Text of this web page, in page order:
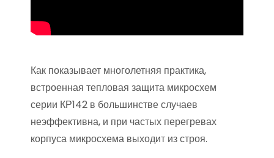
Как показывает многолетняя практика,
встроенная тепловая защита микросхем
серии КР142 в большинстве случаев
неэффективна, и при частых перегревах
корпуса микросхема выходит из строя.